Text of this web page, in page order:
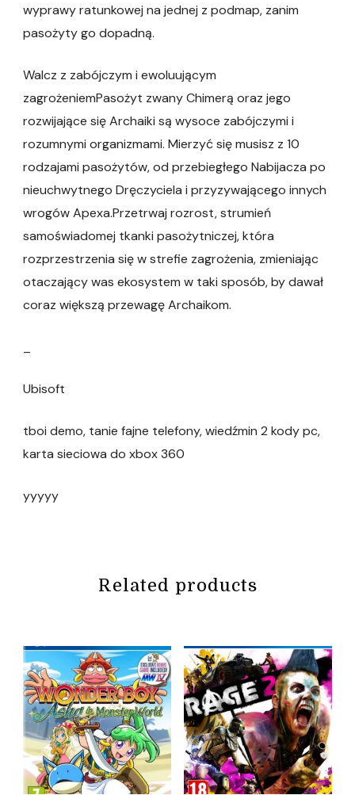
wyprawy ratunkowej na jednej z podmap, zanim
pasożyty go dopadną.
Walcz z zabójczym i ewoluującym
zagrożeniemPasożyt zwany Chimerą oraz jego
rozwijające się Archaiki są wysoce zabójczymi i
rozumnymi organizmami. Mierzyć się musisz z 10
rodzajami pasożytów, od przebiegłego Nabijacza po
nieuchwytnego Dręczyciela i przyzywającego innych
wrogów Apexa.Przetrwaj rozrost, strumień
samoświadomej tkanki pasożytniczej, która
rozprzestrzenia się w strefie zagrożenia, zmieniając
otaczający was ekosystem w taki sposób, by dawał
coraz większą przewagę Archaikom.
Ubisoft
tboi demo, tanie fajne telefony, wiedźmin 2 kody pc,
karta sieciowa do xbox 360
yyyyy
Related products